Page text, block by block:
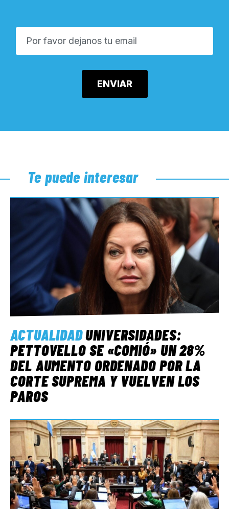
Te puede interesar
ACTUALIDADUNIVERSIDADES:
PETTOVELLO SE «COMIÓ» UN 28%
DEL AUMENTO ORDENADO POR LA
CORTE SUPREMA Y VUELVEN LOS
PAROS